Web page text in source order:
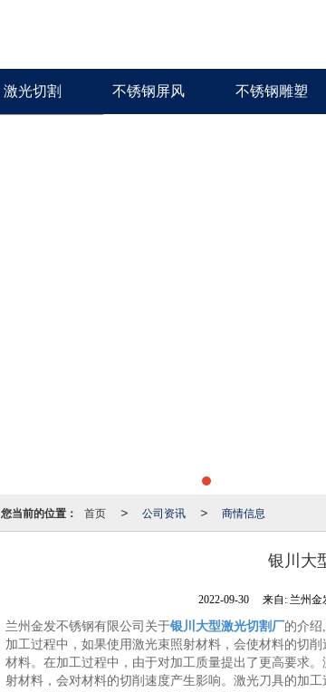
激光切割 不锈钢屏风 不锈钢雕塑
您当前的位置： 首页 > 公司资讯 > 商情信息
银川大
2022-09-30 来自: 兰州金
兰州金发不锈钢有限公司关于银川大型激光切割厂的介绍
加工过程中，如果使用激光束照射材料，会使材料的切
材料。在加工过程中，由于对加工质量提出了更高要求
射材料，会对材料的切削速度产生影响。激光刀具的加